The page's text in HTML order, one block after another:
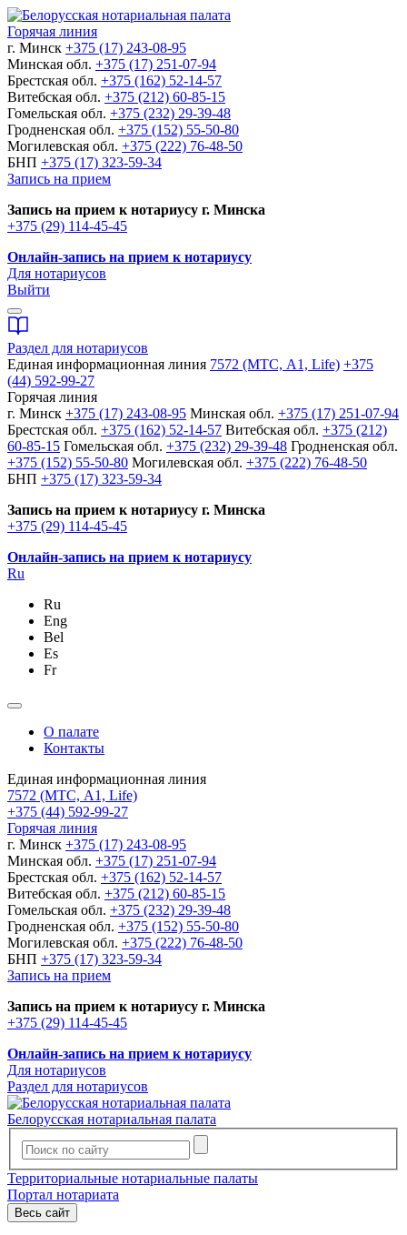
Горячая линия
г. Минск +375 (17) 243-08-95
Минская обл. +375 (17) 251-07-94
Брестская обл. +375 (162) 52-14-57
Витебская обл. +375 (212) 60-85-15
Гомельская обл. +375 (232) 29-39-48
Гродненская обл. +375 (152) 55-50-80
Могилевская обл. +375 (222) 76-48-50
БНП +375 (17) 323-59-34
Запись на прием
Запись на прием к нотариусу г. Минска
+375 (29) 114-45-45
Онлайн-запись на прием к нотариусу
Для нотариусов
Выйти
Раздел для нотариусов
Единая информационная линия 7572 (МТС, A1, Life) +375
(44) 592-99-27
Горячая линия
г. Минск +375 (17) 243-08-95 Минская обл. +375 (17) 251-07-94
Брестская обл. +375 (162) 52-14-57 Витебская обл. +375 (212)
60-85-15 Гомельская обл. +375 (232) 29-39-48 Гродненская обл.
+375 (152) 55-50-80 Могилевская обл. +375 (222) 76-48-50
БНП +375 (17) 323-59-34
Запись на прием к нотариусу г. Минска
+375 (29) 114-45-45
Онлайн-запись на прием к нотариусу
Ru
Ru
Eng
Bel
Es
Fr
О палате
Контакты
Единая информационная линия
7572 (МТС, A1, Life)
+375 (44) 592-99-27
Горячая линия
г. Минск +375 (17) 243-08-95
Минская обл. +375 (17) 251-07-94
Брестская обл. +375 (162) 52-14-57
Витебская обл. +375 (212) 60-85-15
Гомельская обл. +375 (232) 29-39-48
Гродненская обл. +375 (152) 55-50-80
Могилевская обл. +375 (222) 76-48-50
БНП +375 (17) 323-59-34
Запись на прием
Запись на прием к нотариусу г. Минска
+375 (29) 114-45-45
Онлайн-запись на прием к нотариусу
Для нотариусов
Раздел для нотариусов
Белорусская нотариальная палата
Территориальные нотариальные палаты
Портал нотариата
Весь сайт